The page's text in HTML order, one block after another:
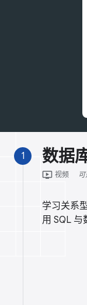
1 数据
ondemand_video 视频
学习关系
用 SQL 与